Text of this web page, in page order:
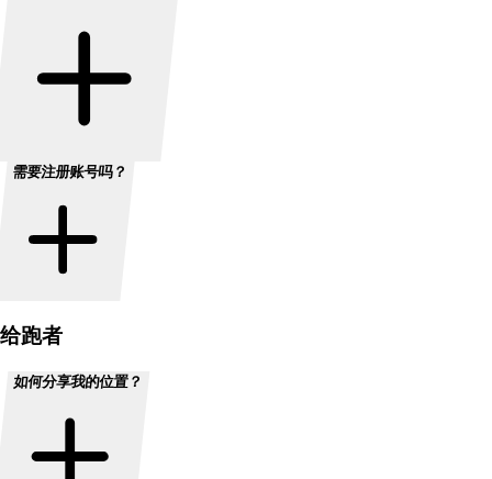
需要注册账号吗？
给跑者
如何分享我的位置？